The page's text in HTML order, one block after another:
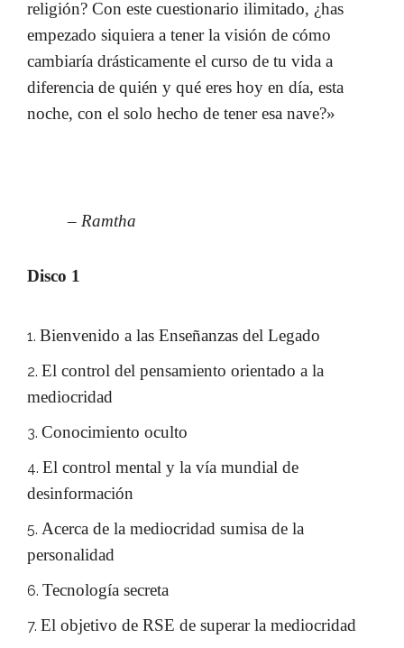
religión? Con este cuestionario ilimitado, ¿has
empezado siquiera a tener la visión de cómo
cambiaría drásticamente el curso de tu vida a
diferencia de quién y qué eres hoy en día, esta
noche, con el solo hecho de tener esa nave?»
– Ramtha
Disco 1
Bienvenido a las Enseñanzas del Legado
El control del pensamiento orientado a la
mediocridad
Conocimiento oculto
El control mental y la vía mundial de
desinformación
Acerca de la mediocridad sumisa de la
personalidad
Tecnología secreta
El objetivo de RSE de superar la mediocridad